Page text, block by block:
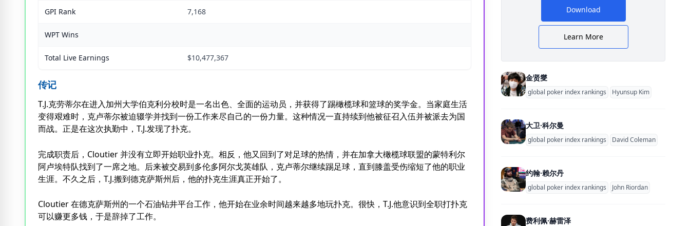
GPI Rank 7,168
WPT Wins
Total Live Earnings $10,477,367
传记
T.J.克劳蒂尔在进入加州大学伯克利分校时是一名出色、全面的运动员，并获得了踢橄榄球和篮球的奖学金。当家庭生活
变得艰难时，克卢蒂尔被迫辍学并找到一份工作来尽自己的一份力量。这种情况一直持续到他被征召入伍并被派去为国
而战。正是在这次执勤中，T.J.发现了扑克。
完成职责后，Cloutier 并没有立即开始职业扑克。相反，他又回到了对足球的热情，并在加拿大橄榄球联盟的蒙特利尔
阿卢埃特队找到了一席之地。后来被交易到多伦多阿尔戈英雄队，克卢蒂尔继续踢足球，直到膝盖受伤缩短了他的职业
生涯。不久之后，T.J.搬到德克萨斯州后，他的扑克生涯真正开始了。
Cloutier 在德克萨斯州的一个石油钻井平台工作，他开始在业余时间越来越多地玩扑克。很快，T.J.他意识到全职打扑克
可以赚更多钱，于是辞掉了工作。
Download
Learn More
金贤燮
global poker index rankings Hyunsup Kim
大卫·科尔曼
global poker index rankings David Coleman
约翰·赖尔丹
global poker index rankings John Riordan
费利佩·赫雷泽